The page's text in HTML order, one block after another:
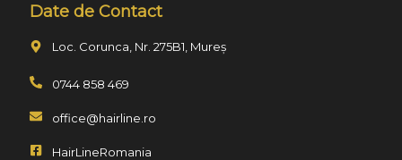
Date de Contact
Loc. Corunca, Nr. 275B1, Mureș
0744 858 469
office@hairline.ro
HairLineRomania